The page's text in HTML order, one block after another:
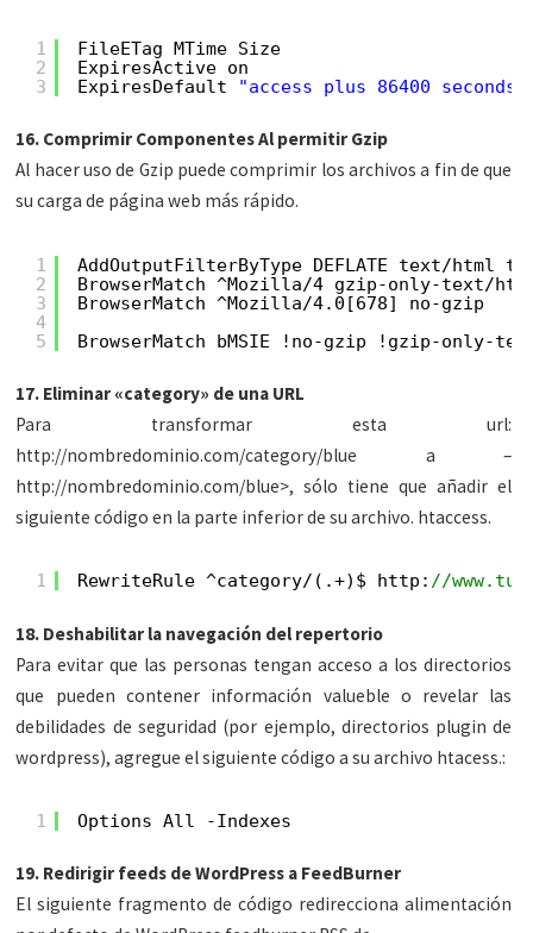
1
2
3
FileETag MTime Size
ExpiresActive on
ExpiresDefault
"access plus 86400 seconds"
16. Comprimir Componentes Al permitir Gzip
Al hacer uso de Gzip puede comprimir los archivos a fin de que
su carga de página web más rápido.
1
2
3
4
5
AddOutputFilterByType DEFLATE text/
BrowserMatch ^Mozilla/4 gzip-only-text/
BrowserMatch ^Mozilla/4.0[678] no-gzip
BrowserMatch bMSIE !no-gzip !gzip-only-
17. Eliminar «category» de una URL
Para transformar esta url:
http://nombredominio.com/category/blue a –
http://nombredominio.com/blue>, sólo tiene que añadir el
siguiente código en la parte inferior de su archivo. htaccess.
1 RewriteRule ^category/(.+)$ http: //
18. Deshabilitar la navegación del repertorio
Para evitar que las personas tengan acceso a los directorios
que pueden contener información valueble o revelar las
debilidades de seguridad (por ejemplo, directorios plugin de
wordpress), agregue el siguiente código a su archivo htacess.:
1 Options All -Indexes
19. Redirigir feeds de WordPress a FeedBurner
El siguiente fragmento de código redirecciona alimentación